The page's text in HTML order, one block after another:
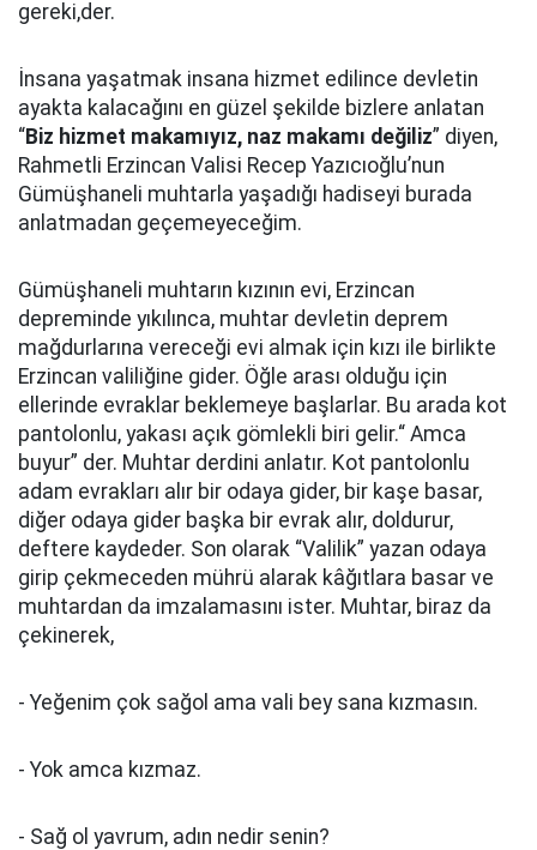
gereki,der.
İnsana yaşatmak insana hizmet edilince devletin
ayakta kalacağını en güzel şekilde bizlere anlatan
“Biz hizmet makamıyız, naz makamı değiliz” diyen,
Rahmetli Erzincan Valisi Recep Yazıcıoğlu’nun
Gümüşhaneli muhtarla yaşadığı hadiseyi burada
anlatmadan geçemeyeceğim.
Gümüşhaneli muhtarın kızının evi, Erzincan
depreminde yıkılınca, muhtar devletin deprem
mağdurlarına vereceği evi almak için kızı ile birlikte
Erzincan valiliğine gider. Öğle arası olduğu için
ellerinde evraklar beklemeye başlarlar. Bu arada kot
pantolonlu, yakası açık gömlekli biri gelir.“ Amca
buyur” der. Muhtar derdini anlatır. Kot pantolonlu
adam evrakları alır bir odaya gider, bir kaşe basar,
diğer odaya gider başka bir evrak alır, doldurur,
deftere kaydeder. Son olarak “Valilik” yazan odaya
girip çekmeceden mührü alarak kâğıtlara basar ve
muhtardan da imzalamasını ister. Muhtar, biraz da
çekinerek,
- Yeğenim çok sağol ama vali bey sana kızmasın.
- Yok amca kızmaz.
- Sağ ol yavrum, adın nedir senin?